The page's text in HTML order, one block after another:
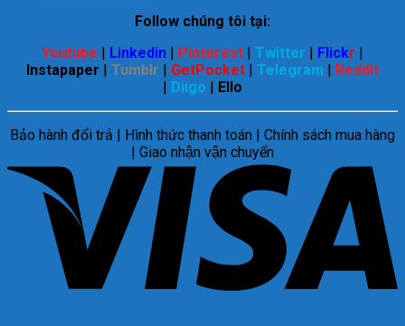
Follow chúng tôi tại:
Youtube | Linkedin | Pinterest | Twitter | Flickr |
Instapaper | Tumblr | GetPocket | Telegram | Reddit
| Diigo | Ello
Bảo hành đổi trả | Hình thức thanh toán | Chính sách mua hàng
| Giao nhận vận chuyển